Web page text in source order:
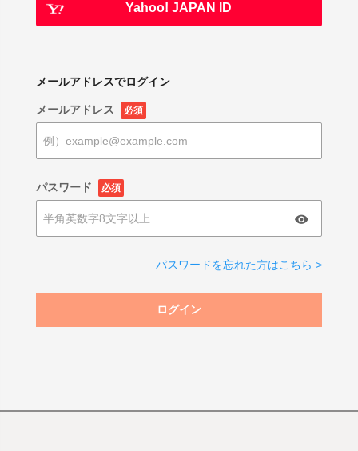
Yahoo! JAPAN ID
メールアドレスでログイン
メールアドレス 必須
パスワード 必須
パスワードを忘れた方はこちら >
ログイン